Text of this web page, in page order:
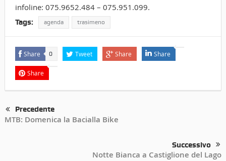
infoline: 075.9652.484 – 075.951.099.
Tags: agenda trasimeno
Share 0 Tweet Share Share
Share
Precedente
MTB: Domenica la Bacialla Bike
Successivo
Notte Bianca a Castiglione del Lago